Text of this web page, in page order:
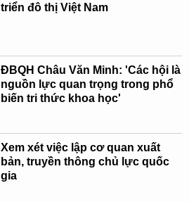
triển đô thị Việt Nam
ĐBQH Châu Văn Minh: 'Các hội là
nguồn lực quan trọng trong phổ
biến tri thức khoa học'
Xem xét việc lập cơ quan xuất
bản, truyền thông chủ lực quốc
gia